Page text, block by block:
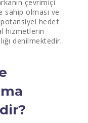
çevrimiçi
sahip olması ve
hedef
hizmetlerin
denilmektedir.